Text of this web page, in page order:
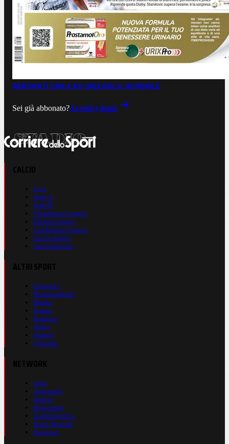
ABBONATI ORA A €0,99LEGGI IL GIORNALE
Sei già abbonato?Accedi e leggi
Live
Serie A
Serie B
Champions League
Europa League
Conference League
Calcio Estero
Calciomercato
Formula 1
Motomondiale
Basket
Tennis
Running
Volley
eSports
Ciclismo
Auto
Autosprint
Inmoto
Motosprint
Guerinsportivo
Sport Network
Fantacup